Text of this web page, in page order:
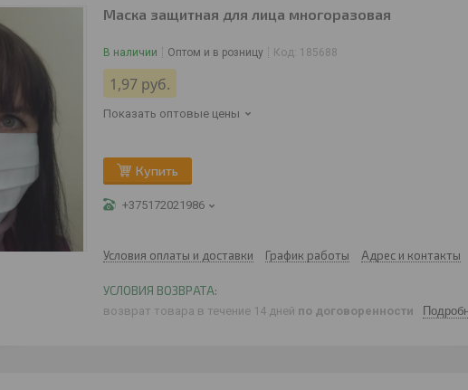
Маска защитная для лица многоразовая
В наличии Оптом и в розницу Код: 185688
1,97 руб.
Показать оптовые цены
Купить
+375172021986
Условия оплаты и доставки График работы Адрес и контакты
возврат товара в течение 14 дней по договоренности